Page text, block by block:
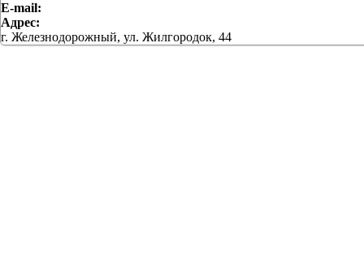
E-mail:
Адрес:
г. Железнодорожный, ул. Жилгородок, 44